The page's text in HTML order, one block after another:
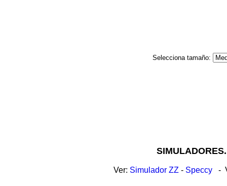
Selecciona tamaño:
Ver: Simulador ZZ - Speccy -